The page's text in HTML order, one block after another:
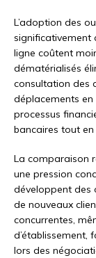
L’adoption des
significativement
ligne coûtent
dématérialisés
consultation des
déplacements en
processus
bancaires tout
La comparaison
une pression
développent des
de nouveaux
concurrentes,
d’établissement,
lors des